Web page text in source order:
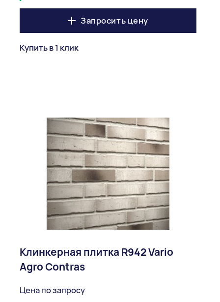
Запросить цену
Купить в 1 клик
Клинкерная плитка R942 Vario
Agro Contras
Цена по запросу